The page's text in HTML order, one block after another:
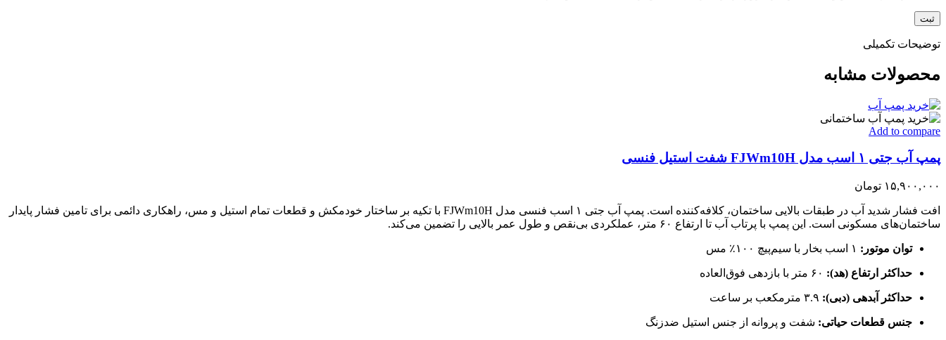
توضیحات تکمیلی
محصولات مشابه
Add to compare
پمپ آب جتی ۱ اسب مدل FJWm10H شفت استیل فنسی
۱۵,۹۰۰,۰۰۰ تومان
افت فشار شدید آب در طبقات بالایی ساختمان، کلافه‌کننده است. پمپ آب جتی ۱ اسب فنسی مدل FJWm10H با تکیه بر ساختار خودمکش و قطعات تمام استیل و مس، راهکاری دائمی برای تامین فشار پایدار
ساختمان‌های مسکونی است. این پمپ با پرتاب آب تا ارتفاع ۶۰ متر، عملکردی بی‌نقص و طول عمر بالایی را تضمین می‌کند.
توان موتور:
حداکثر ارتفاع (هد):
حداکثر آبدهی (دبی):
جنس قطعات حیاتی: شفت و پروانه از جنس استیل ضدزنگ